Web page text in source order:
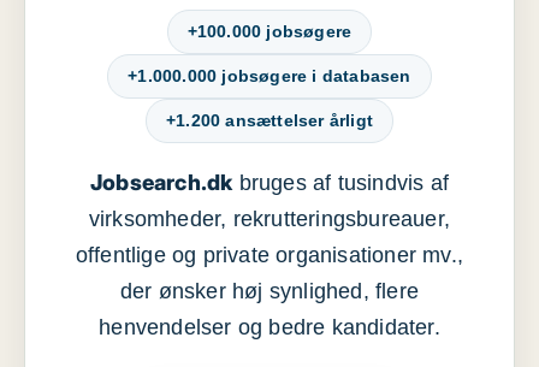
+100.000 jobsøgere
+1.000.000 jobsøgere i databasen
+1.200 ansættelser årligt
Jobsearch.dkbruges af tusindvis af
virksomheder, rekrutteringsbureauer,
offentlige og private organisationer mv.,
der ønsker høj synlighed, flere
henvendelser og bedre kandidater.